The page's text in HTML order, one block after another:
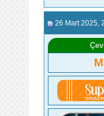
26 Mart 2025 ,